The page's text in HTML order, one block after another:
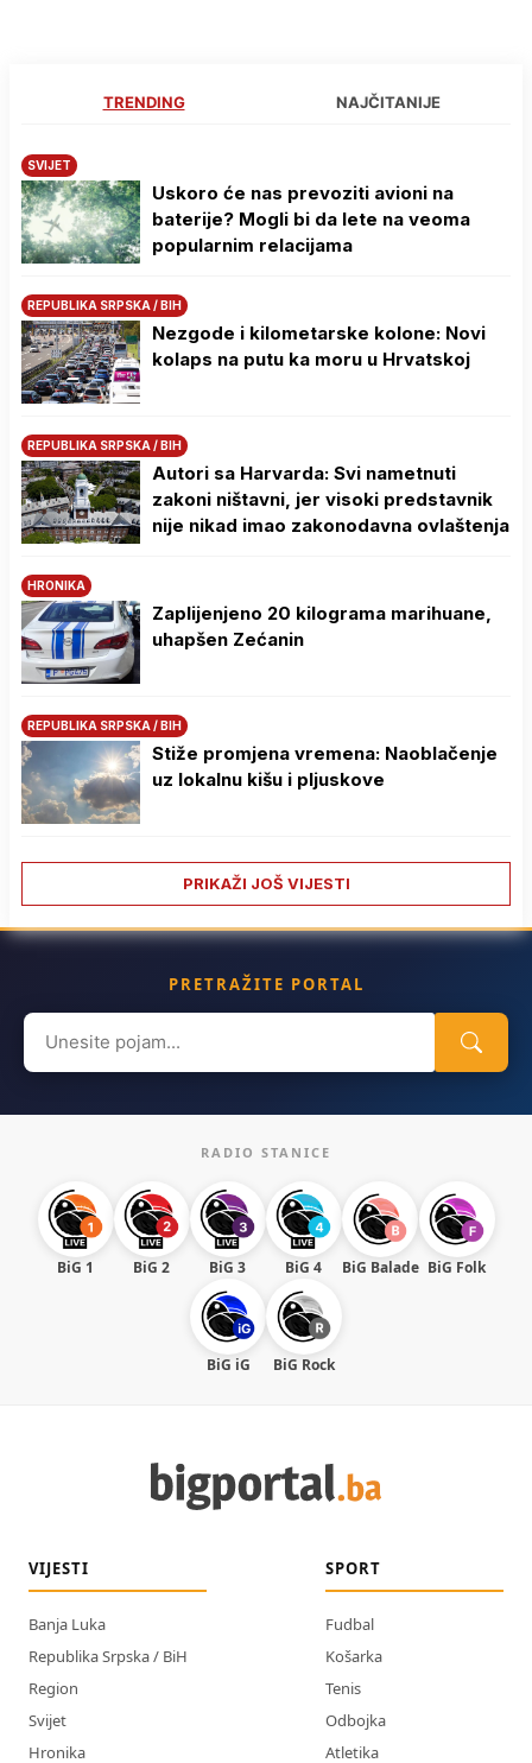
TRENDING NAJČITANIJE
SVIJET
Uskoro će nas prevoziti avioni na
baterije? Mogli bi da lete na veoma
popularnim relacijama
REPUBLIKA SRPSKA / BIH
Nezgode i kilometarske kolone: Novi
kolaps na putu ka moru u Hrvatskoj
REPUBLIKA SRPSKA / BIH
Autori sa Harvarda: Svi nametnuti
zakoni ništavni, jer visoki predstavnik
nije nikad imao zakonodavna ovlaštenja
HRONIKA
Zaplijenjeno 20 kilograma marihuane,
uhapšen Zećanin
REPUBLIKA SRPSKA / BIH
Stiže promjena vremena: Naoblačenje
uz lokalnu kišu i pljuskove
PRIKAŽI JOŠ VIJESTI
PRETRAŽITE PORTAL
Search
for:
RADIO STANICE
BiG 1 BiG 2 BiG 3 BiG 4 BiG Balade BiG Folk
BiG iG BiG Rock
VIJESTI
Banja Luka
Republika Srpska / BiH
Region
Svijet
Hronika
SPORT
Fudbal
Košarka
Tenis
Odbojka
Atletika